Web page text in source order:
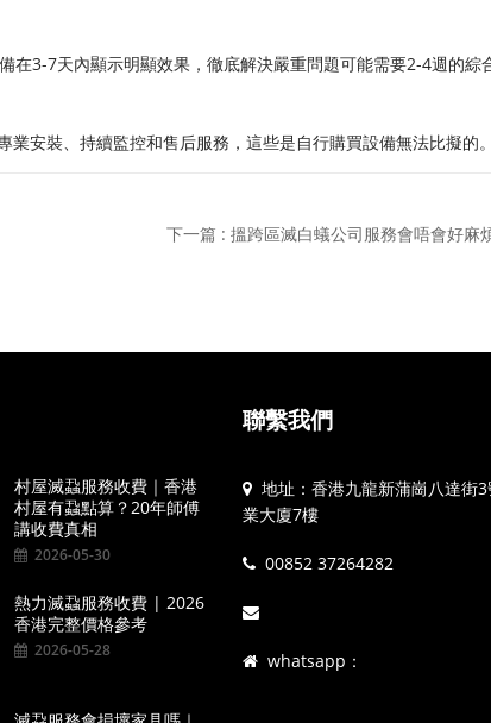
在3-7天內顯示明顯效果，徹底解決嚴重問題可能需要2-4週的綜
安裝、持續監控和售后服務，這些是自行購買設備無法比擬的。
下一篇 : 搵跨區滅白蟻公司服務會唔會好麻
村屋滅蝨服務收費｜香港
村屋有蝨點算？20年師傅
講收費真相
2026-05-30
熱力滅蝨服務收費 | 2026
香港完整價格參考
2026-05-28
聯繫我們
地址：香港九龍新蒲崗八達街
業大廈7樓
00852 37264282
whatsapp：